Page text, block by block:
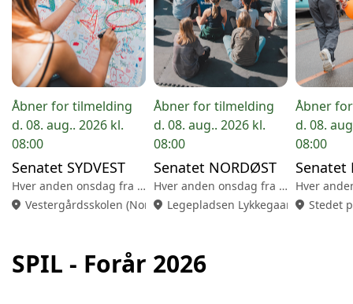
Åbner for tilmelding
d. 08. aug.. 2026 kl.
08:00
Senatet SYDVEST
Hver anden onsdag fra 18.00-20.30
location_on Vestergårdsskolen (Nordbyvej 25, 8260 Viby J)
Åbner for tilmelding
d. 08. aug.. 2026 kl.
08:00
Senatet NORDØST
Hver anden onsdag fra 18.00-20.30
location_on Legepladsen Lykkegaarden
Åbner
d. 08.
08:00
Senatet
location_on Stedet
SPIL - Forår 2026